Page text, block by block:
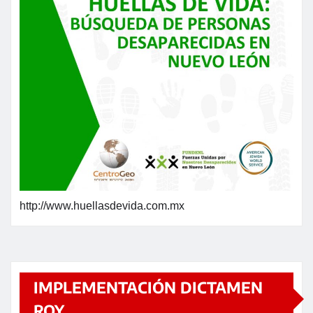
http://www.huellasdevida.com.mx
IMPLEMENTACIÓN DICTAMEN